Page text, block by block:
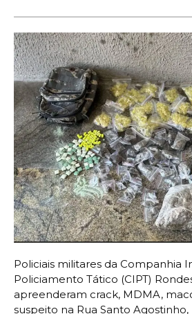
Policiais militares da Companhia
Policiamento Tático (CIPT)
apreenderam crack, MDMA,
suspeito na Rua Santo